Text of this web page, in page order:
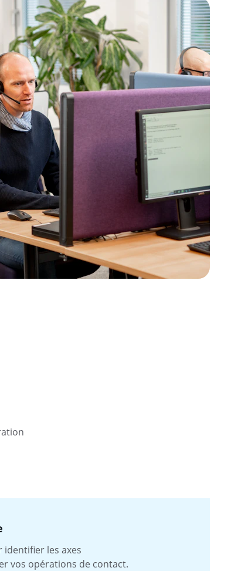
les axes
vos opérations de contact.